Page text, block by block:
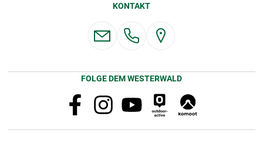
KONTAKT
FOLGE DEM WESTERWALD